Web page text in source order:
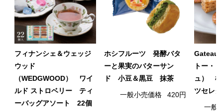
フィナンシェ＆ウェッジ
ウッド
（WEDGWOOD） ワイ
ルド ストロベリー ティ
ーバッグアソート 22個
ホシフルーツ 発酵バタ
ーと果実のバターサン
ド 小豆＆黒豆 抹茶
一般小売価格 420円
Gateau
トー・
ュ） 横
ツセレ
一般